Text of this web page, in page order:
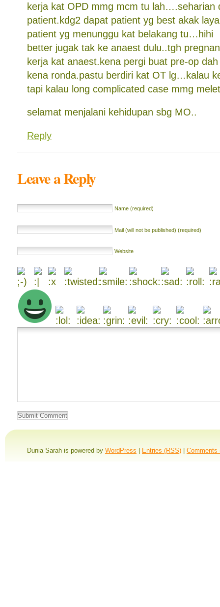
kerja kat OPD mmg mcm tu lah….seharian
patient.kdg2 dapat patient yg best akak
patient yg menunggu kat belakang tu…hihi
better jugak tak ke anaest dulu..tgh
kerja kat anaest.kena pergi buat pre-op
kena ronda.pastu berdiri kat OT lg…kalau
tapi kalau long complicated case mmg
selamat menjalani kehidupan sbg MO..
Reply
Leave a Reply
Name (required)
Mail (will not be published) (required)
Website
Dunia Sarah is powered by WordPress | Entries (RSS) | Comments